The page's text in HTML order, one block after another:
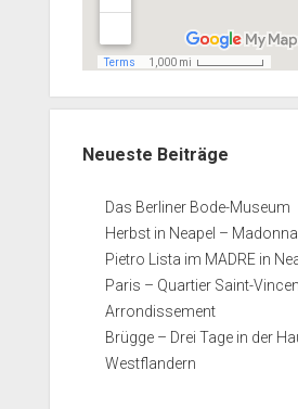
Neueste Beiträge
Das Berliner Bode-Museum
Herbst in Neapel –
Pietro Lista im MADRE in
Paris – Quartier Saint-
Arrondissement
Brügge – Drei Tage in der
Westflandern